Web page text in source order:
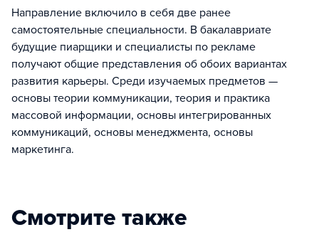
Направление включило в себя две ранее
самостоятельные специальности. В бакалавриате
будущие пиарщики и специалисты по рекламе
получают общие представления об обоих вариантах
развития карьеры. Среди изучаемых предметов —
основы теории коммуникации, теория и практика
массовой информации, основы интегрированных
коммуникаций, основы менеджмента, основы
маркетинга.
Смотрите также